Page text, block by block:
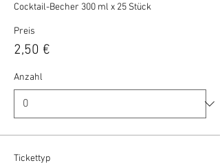
Cocktail-Becher 300 ml x 25 Stück
Preis
2,50 €
Anzahl
Tickettyp